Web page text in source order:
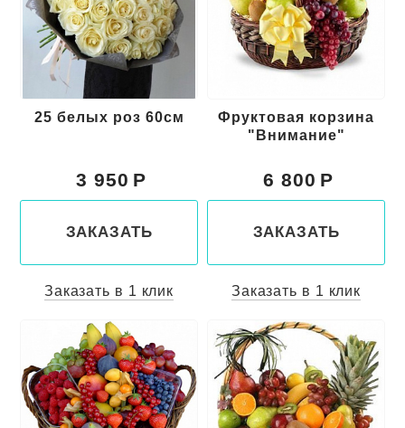
25 белых роз 60см
3 950
ЗАКАЗАТЬ
Заказать в 1 клик
Фруктовая корзина
"Внимание"
6 800
ЗАКАЗАТЬ
Заказать в 1 клик